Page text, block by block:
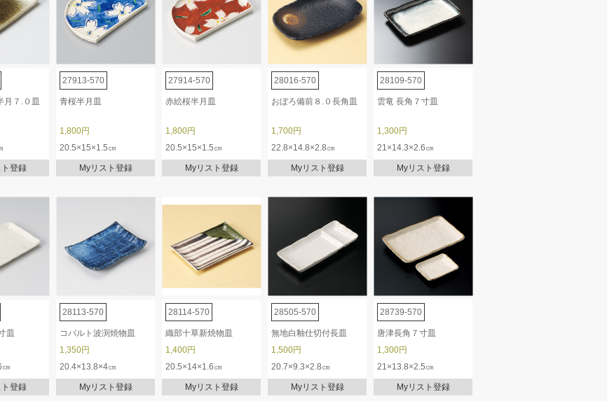
27913-570 27914-570 28016-570 28109-570
月７.０皿
青桜半月皿 赤絵桜半月皿 おぼろ備前８.０長角皿 雲竜 長角７寸皿
1,800円 1,800円 1,700円
1,300円
20.5×15×1.5㎝ 20.5×15×1.5㎝ 22.8×14.8×2.8㎝ 21×14.3×2.6㎝
ト登録 Myリスト登録 Myリスト登録 Myリスト登録 Myリスト登録
28113-570 28114-570 28505-570 28739-570
皿 コバルト波渕焼物皿 織部十草新焼物皿 無地白釉仕切付長皿
唐津長角７寸皿
1,350円 1,400円 1,500円
1,300円
20.4×13.8×4㎝ 20.5×14×1.6㎝ 20.7×9.3×2.8㎝ 21×13.8×2.5㎝
ト登録 Myリスト登録 Myリスト登録 Myリスト登録 Myリスト登録